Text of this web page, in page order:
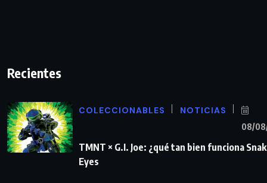
Recientes
COLECCIONABLES NOTICIAS
08/
TMNT × G.I. Joe: ¿qué tan bien funciona
Eyes